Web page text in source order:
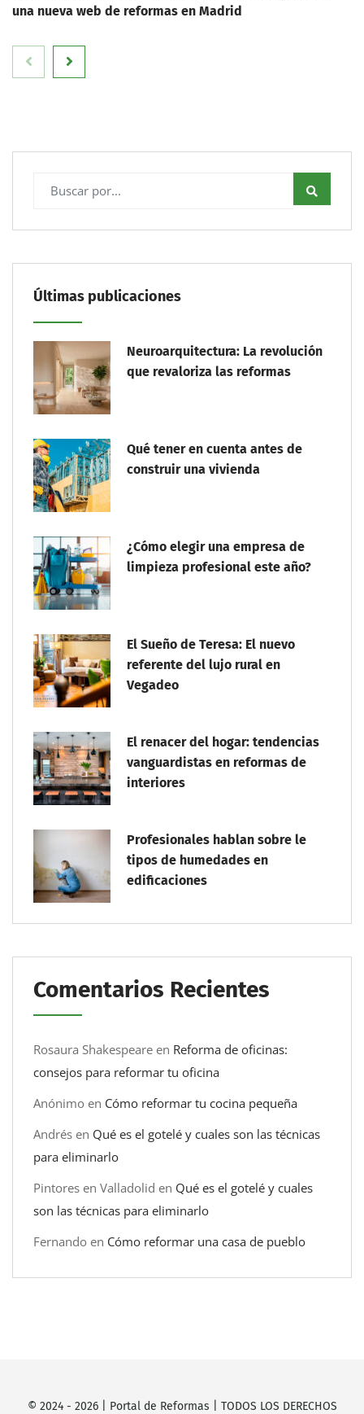
una nueva web de reformas en Madrid
Últimas publicaciones
Neuroarquitectura: La revolución
que revaloriza las reformas
Qué tener en cuenta antes de
construir una vivienda
¿Cómo elegir una empresa de
limpieza profesional este año?
El Sueño de Teresa: El nuevo
referente del lujo rural en
Vegadeo
El renacer del hogar: tendencias
vanguardistas en reformas de
interiores
Profesionales hablan sobre le
tipos de humedades en
edificaciones
Comentarios Recientes
Rosaura Shakespeare en Reforma de oficinas:
consejos para reformar tu oficina
Anónimo en Cómo reformar tu cocina pequeña
Andrés en Qué es el gotelé y cuales son las técnicas
para eliminarlo
Pintores en Valladolid en Qué es el gotelé y cuales
son las técnicas para eliminarlo
Fernando en Cómo reformar una casa de pueblo
© 2024 - 2026| Portal de Reformas | TODOS LOS DERECHOS